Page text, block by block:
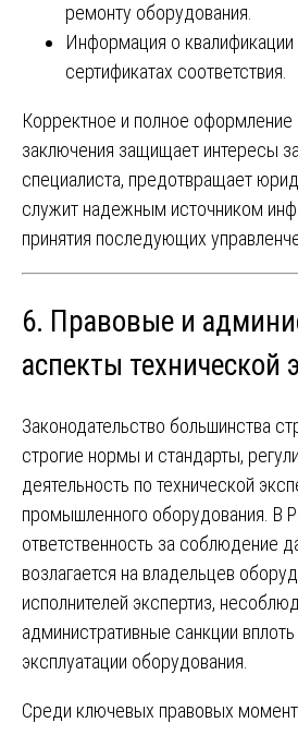
ремонту оборудования.
Информация о квалификации
сертификатах соответствия.
Корректное и полное оформление
заключения защищает интересы
специалиста, предотвращает
служит надежным источником
принятия последующих
6. Правовые и
аспекты технической
Законодательство большинства
строгие нормы и стандарты,
деятельность по технической
промышленного оборудования. В
ответственность за соблюдение
возлагается на владельцев
исполнителей экспертиз,
административные санкции
эксплуатации оборудования.
Среди ключевых правовых